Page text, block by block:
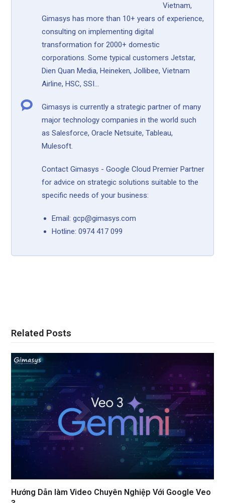
Vietnam,
Gimasys has more than 10+ years of experience,
consulting on implementing digital
transformation for 2000+ domestic
corporations. Some typical customers Jetstar,
Dien Quan Media, Heineken, Jollibee, Vietnam
Airline, HSC, SSI...
Gimasys is currently a strategic partner of many
major technology companies in the world such
as Salesforce, Oracle Netsuite, Tableau,
Mulesoft.
Contact Gimasys - Google Cloud Premier Partner
for advice on strategic solutions suitable to the
specific needs of your business:
Email: gcp@gimasys.com
Hotline: 0974 417 099
Related Posts
Hướng Dẫn làm Video Chuyên Nghiệp Với Google Veo